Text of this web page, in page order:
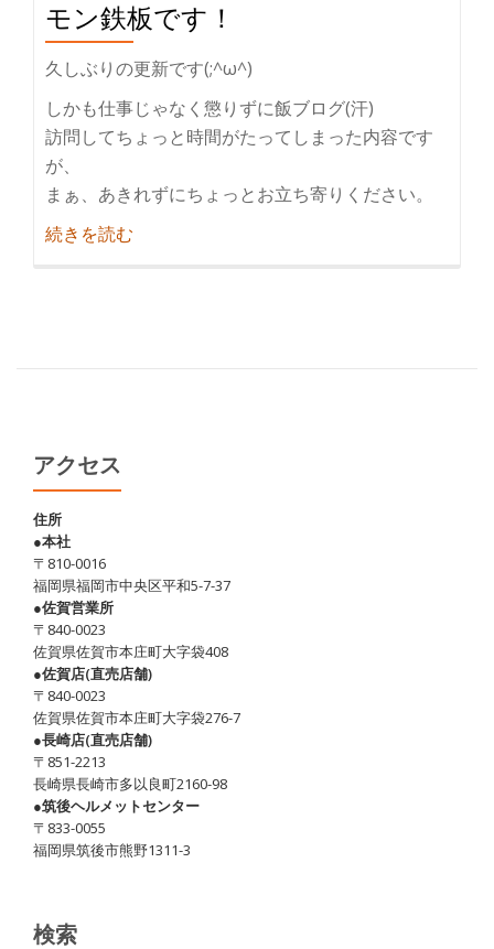
モン鉄板です！
久しぶりの更新です(;^ω^)
しかも仕事じゃなく懲りずに飯ブログ(汗)
訪問してちょっと時間がたってしまった内容です
が、
まぁ、あきれずにちょっとお立ち寄りください。
続きを読む
と
す。
モ
鉄
板
で
す！
アクセス
住所
●本社
〒810-0016
福岡県福岡市中央区平和5-7-37
●佐賀営業所
〒840-0023
佐賀県佐賀市本庄町大字袋408
●佐賀店(直売店舗)
〒840-0023
佐賀県佐賀市本庄町大字袋276-7
●長崎店(直売店舗)
〒851-2213
長崎県長崎市多以良町2160-98
●筑後ヘルメットセンター
〒833-0055
福岡県筑後市熊野1311-3
検索